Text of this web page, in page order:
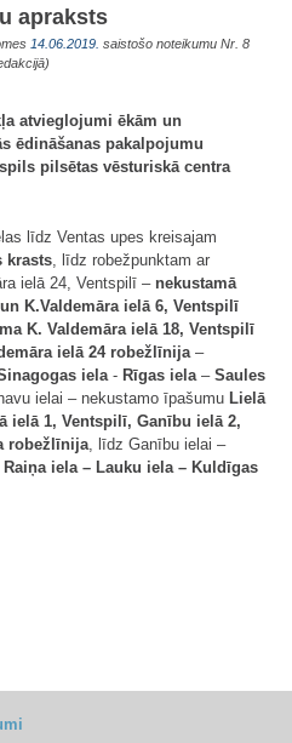
apraksts
14.06.2019. saistošo noteikumu Nr. 8
atvieglojumi ēkām un
ēdināšanas pakalpojumu
pilsētas vēsturiskā centra
līdz Ventas upes kreisajam
krasts, līdz robežpunktam ar
ielā 24, Ventspilī – nekustamā
K.Valdemāra ielā 6, Ventspilī
K. Valdemāra ielā 18, Ventspilī
ielā 24 robežlīnija–
iela- Rīgas iela– Saules
ielai – nekustamo īpašumu Lielā
ielā 1, Ventspilī, Ganību ielā 2,
robežlīnija, līdz Ganību ielai –
Raiņa iela – Lauku iela – Kuldīgas